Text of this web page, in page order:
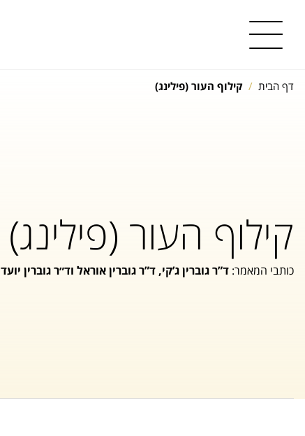
דף הבית קילוף העור (פילינג)
קילוף העור (פילינג)
כותבי המאמר: ד”ר גוברין ג’קי, ד”ר גוברין אוראל וד״ר גוברין יועד